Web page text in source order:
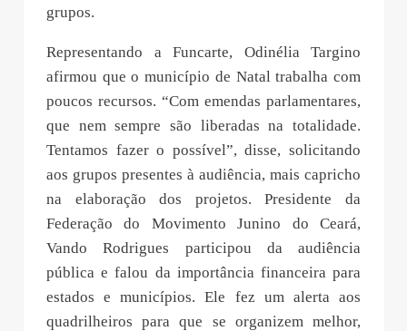
grupos.
Representando a Funcarte, Odinélia Targino
afirmou que o município de Natal trabalha com
poucos recursos. “Com emendas parlamentares,
que nem sempre são liberadas na totalidade.
Tentamos fazer o possível”, disse, solicitando
aos grupos presentes à audiência, mais capricho
na elaboração dos projetos. Presidente da
Federação do Movimento Junino do Ceará,
Vando Rodrigues participou da audiência
pública e falou da importância financeira para
estados e municípios. Ele fez um alerta aos
quadrilheiros para que se organizem melhor,